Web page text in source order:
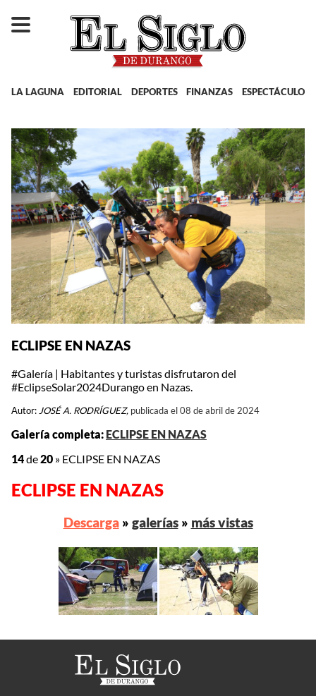
LA LAGUNA EDITORIAL DEPORTES FINANZAS ESPECTÁCULOS
ECLIPSE EN NAZAS
#Galería | Habitantes y turistas disfrutaron del
#EclipseSolar2024Durango en Nazas.
Autor:JOSÉ A. RODRÍGUEZ, publicada el 08 de abril de 2024
Galería completa: ECLIPSE EN NAZAS
14de20 » ECLIPSE EN NAZAS
ECLIPSE EN NAZAS
Descarga» galerías» más vistas